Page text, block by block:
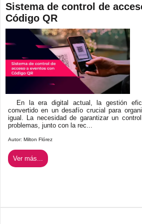
Sistema de control de
Código QR
En la era digital actual, la gestión
convertido en un desafío crucial para
igual. La necesidad de garantizar un
problemas, junto con la rec...
Autor: Milton Flórez
Ver más...